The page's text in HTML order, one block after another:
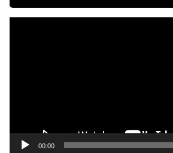
00:00